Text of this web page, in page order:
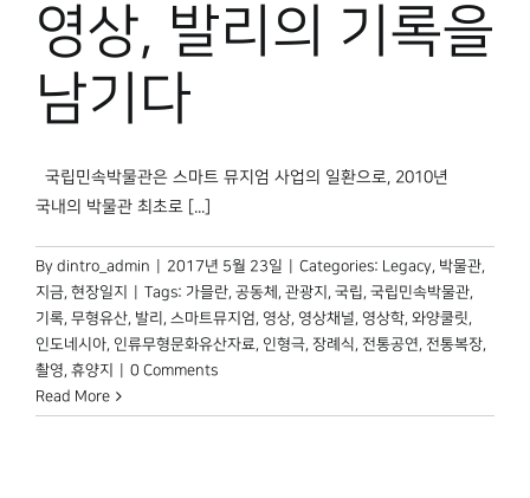
박물관 홈페이지
영상, 발리의 기록을
남기다
국립민속박물관은 스마트 뮤지엄 사업의 일환으로, 2010년
국내의 박물관 최초로 [...]
By dintro_admin 2017년 5월 23일 Categories: Legacy, 박물관,
지금, 현장일지 Tags: 가믈란, 공동체 , 관광지 , 국립, 국립민속박물관,
기록, 무형유산, 발리 , 스마트뮤지엄, 영상, 영상채널, 영상학, 와양쿨릿,
인도네시아, 인류무형문화유산자료, 인형극, 장례식, 전통공연, 전통복장,
촬영, 휴양지
0 Comments
Read More